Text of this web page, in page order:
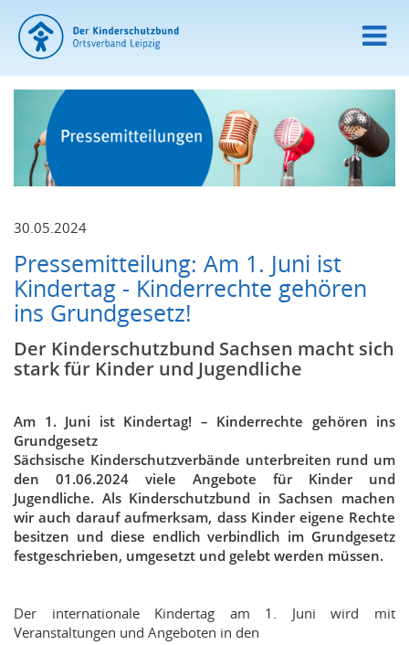
30.05.2024
Pressemitteilung: Am 1. Juni ist
Kindertag - Kinderrechte gehören
ins Grundgesetz!
Der Kinderschutzbund Sachsen macht sich
stark für Kinder und Jugendliche
Am 1. Juni ist Kindertag! – Kinderrechte gehören ins
Grundgesetz
Sächsische Kinderschutzverbände unterbreiten rund um
den 01.06.2024 viele Angebote für Kinder und
Jugendliche. Als Kinderschutzbund in Sachsen machen
wir auchdarauf aufmerksam, dass Kinder eigene Rechte
besitzen und diese endlich verbindlich im Grundgesetz
festgeschrieben, umgesetzt und gelebt werden müssen.
Der internationale Kindertag am 1. Juni wird mit
Veranstaltungen und Angeboten in den